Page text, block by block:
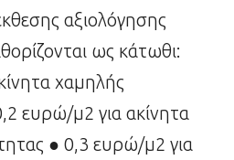
αξιολόγησης
ως κάτωθι:
χαμηλής
ευρώ/μ2 για ακίνητα
● 0,3 ευρώ/μ2 για